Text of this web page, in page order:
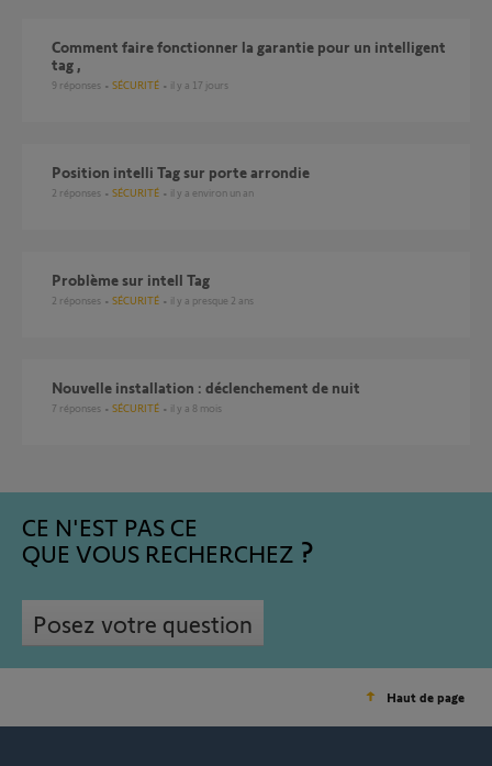
Comment faire fonctionner la garantie pour un intelligent
tag ,
9 réponses SÉCURITÉ il y a 17 jours
Position intelli Tag sur porte arrondie
2 réponses SÉCURITÉ il y a environ un an
Problème sur intell Tag
2 réponses SÉCURITÉ il y a presque 2 ans
Nouvelle installation : déclenchement de nuit
7 réponses SÉCURITÉ il y a 8 mois
CE N'EST PAS CE
QUE VOUS RECHERCHEZ
Posez votre question
Haut de page